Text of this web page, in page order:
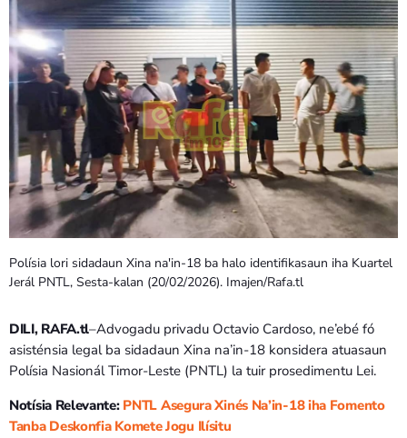
VÍDEO SIRA
EVENTU SIRA
KONTAKTU SIRA
TÉTUM keyboard_arrow_down
TÉTUM
PORTUGUÊS
PRÓXIMOS PROGRAMAS
Polísia lori sidadaun Xina na'in-18 ba halo identifikasaun iha Kuartel
Jerál PNTL, Sesta-kalan (20/02/2026). Imajen/Rafa.tl
DILI, RAFA.tl–Advogadu privadu Octavio Cardoso, ne’ebé fó
asisténsia legal ba sidadaun Xina na’in-18 konsidera atuasaun
Polísia Nasionál Timor-Leste (PNTL) la tuir prosedimentu Lei.
Notísia Relevante: PNTL Asegura Xinés Na’in-18 iha Fomento
Tanba Deskonfia Komete Jogu Ilísitu